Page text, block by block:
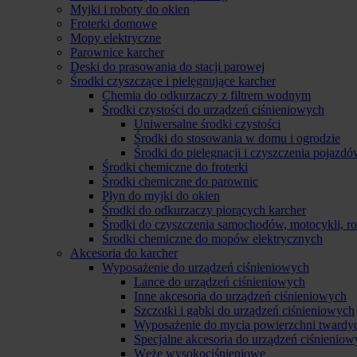
Myjki i roboty do okien
Froterki domowe
Mopy elektryczne
Parownice karcher
Deski do prasowania do stacji parowej
Środki czyszczące i pielęgnujące karcher
Chemia do odkurzaczy z filtrem wodnym
Środki czystości do urządzeń ciśnieniowych
Uniwersalne środki czystości
Środki do stosowania w domu i ogrodzie
Środki do pielęgnacji i czyszczenia
Środki chemiczne do froterki
Środki chemiczne do parownic
Płyn do myjki do okien
Środki do odkurzaczy piorących karcher
Środki do czyszczenia samochodów, motocykli,
Środki chemiczne do mopów elektrycznych
Akcesoria do karcher
Wyposażenie do urządzeń ciśnieniowych
Lance do urządzeń ciśnieniowych
Inne akcesoria do urządzeń ciśnieniowych
Szczotki i gąbki do urządzeń ciśnieniowych
Wyposażenie do mycia powierzchni
Specjalne akcesoria do urządzeń
Węże wysokociśnieniowe